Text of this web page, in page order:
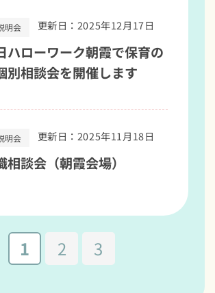
明会 更新日：2025年12月17日
ハローワーク朝霞で保育の
相談会を開催します
明会 更新日：2025年11月18日
相談会（朝霞会場）
1 2 3